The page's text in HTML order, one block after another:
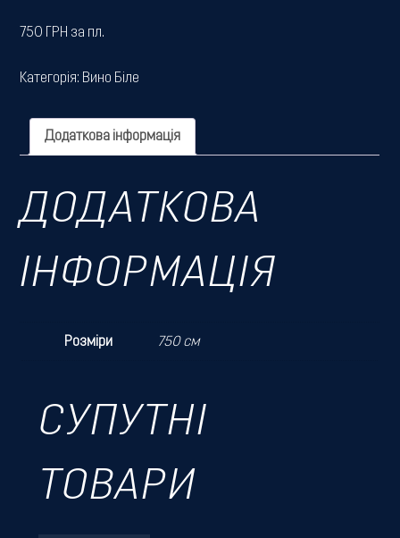
750 ГРН за пл.
Категорія: Вино Біле
Додаткова інформація
ДОДАТКОВА
ІНФОРМАЦІЯ
Розміри 750 см
СУПУТНІ
ТОВАРИ